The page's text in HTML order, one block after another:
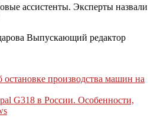
ассистенты. Эксперты назвали
Выпускающий редактор
производства машин на
G318 в России. Особенности,